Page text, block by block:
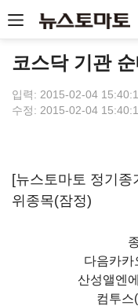
코스닥 기관
입력: 2015-02-04
수정: 2015-02-04
[뉴스토마토 정기
위종목(잠정)
다음카카
산성앨엔
컴투스